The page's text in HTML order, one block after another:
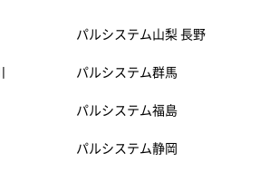
パルシステム山梨 長野
パルシステム群馬
パルシステム福島
パルシステム静岡